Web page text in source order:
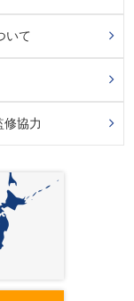
いて
修協力